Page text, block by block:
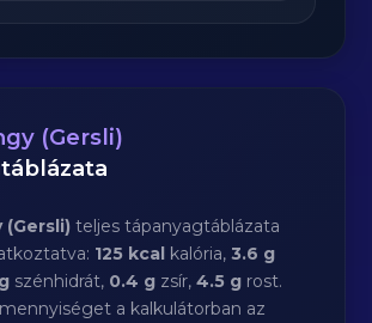
(Gersli)
(Gersli) teljes tápanyagtáblázata
125 kcal kalória,3.6 g
szénhidrát, 0.4 g zsír,4.5 g rost.
a kalkulátorban az